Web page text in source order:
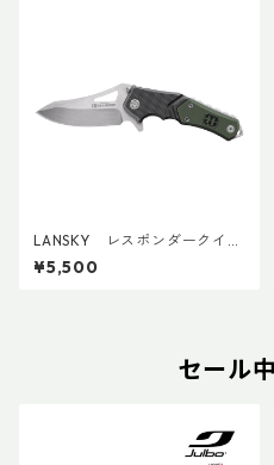
LANSKY レスポンダークイッ
クアクションナイフ
¥5,500
セール